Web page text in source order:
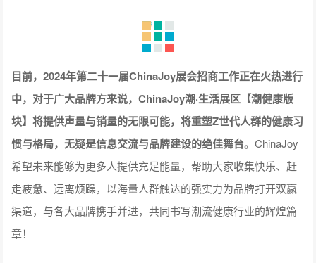
目前，2024年第二十一届ChinaJoy展会招商工作正在火热进行
中，对于广大品牌方来说，ChinaJoy潮·生活展区【潮健康版
块】将提供声量与销量的无限可能，将重塑Z世代人群的健康习
惯与格局，无疑是信息交流与品牌建设的绝佳舞台。ChinaJoy
希望未来能够为更多人提供充足能量，帮助大家收集快乐、赶
走疲惫、远离烦躁，以海量人群触达的强实力为品牌打开双赢
渠道，与各大品牌携手并进，共同书写潮流健康行业的辉煌篇
章！